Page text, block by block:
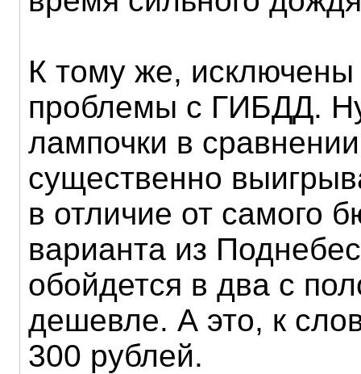
К тому же, исключены
проблемы с ГИБДД.
лампочки в
существенно
в отличие от самого
варианта из
обойдется в два с
дешевле. А это, к
300 рублей.